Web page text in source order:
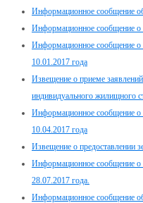
Информационное сообщение
Информационное сообщение о
Информационное сообщение о
10.01.2017 года
Извещение о приеме
индивидуального жилищного
Информационное сообщение о
10.04.2017 года
Извещение о предоставлении
Информационное сообщение о
28.07.2017 года.
Информационное сообщение